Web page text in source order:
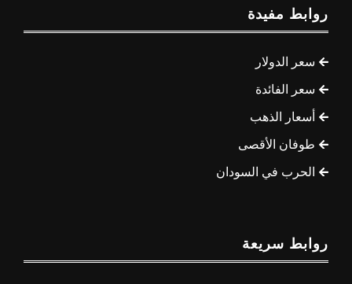
روابط مفيدة
سعر الدولار
سعر الفائدة
أسعار الذهب
طوفان الأقصى
الحرب في السودان
روابط سريعة